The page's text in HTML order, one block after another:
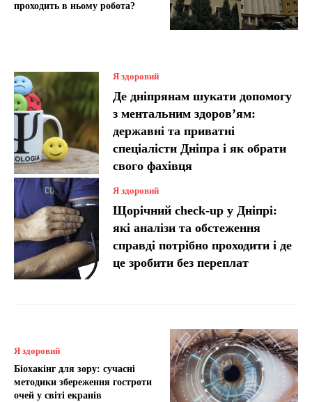
проходить в ньому робота?
Я здоровий
Де дніпрянам шукати допомогу
з ментальним здоров’ям:
державні та приватні
спеціалісти Дніпра і як обрати
свого фахівця
Я здоровий
Щорічний check-up у Дніпрі:
які аналізи та обстеження
справді потрібно проходити і де
це зробити без переплат
Я здоровий
Біохакінг для зору: сучасні
методики збереження гостроти
очей у світі екранів